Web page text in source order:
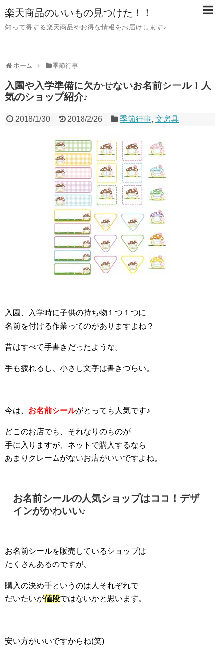
楽天商品のいいもの見つけた！！
知って得する楽天商品やお得な情報をお届けします♪
ホーム 季節行事
入園や入学準備に欠かせないお名前シール！人
気のショップ紹介♪
2018/1/30 2018/2/26 季節行事,文房具
入園、入学時に子供の持ち物１つ１つに
名前を付ける作業ってのがありますよね？
昔はすべて手書きだったような。
手も疲れるし、小さし文字は書きづらい。
今は、 お名前シールがとっても人気です♪
どこのお店でも、それなりのものが
手に入りますが、ネットで購入するなら
あまりクレームがないお店がいいですよね。
お名前シールの人気ショップはココ！デザ
インがかわいい♪
お名前シールを販売しているショップは
たくさんあるのですが、
購入の決め手というのは人それぞれで
だいたいが値段ではないかと思います。
安い方がいいですからね(笑)